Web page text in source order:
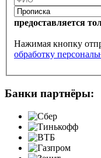
предоставляется
Нажимая кнопку
обработку
Банки партнёры: